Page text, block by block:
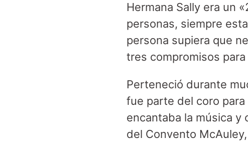
Hermana Sally era un
personas, siempre
persona supiera que
tres compromisos para
Perteneció durante
fue parte del coro para
encantaba la música y
del Convento